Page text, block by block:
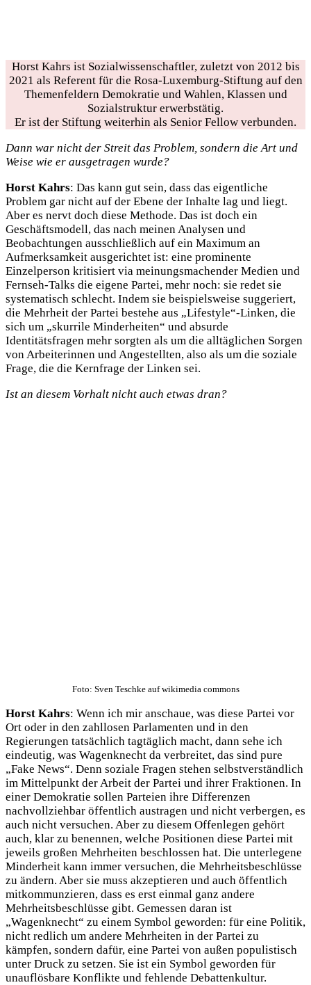
Horst Kahrs ist Sozialwissenschaftler, zuletzt von 2012 bis
2021 als Referent für die Rosa-Luxemburg-Stiftung auf den
Themenfeldern Demokratie und Wahlen, Klassen und
Sozialstruktur erwerbstätig.
Er ist der Stiftung weiterhin als Senior Fellow verbunden.
Dann war nicht der Streit das Problem, sondern die Art und
Weise wie er ausgetragen wurde?
Horst Kahrs: Das kann gut sein, dass das eigentliche
Problem gar nicht auf der Ebene der Inhalte lag und liegt.
Aber es nervt doch diese Methode. Das ist doch ein
Geschäftsmodell, das nach meinen Analysen und
Beobachtungen ausschließlich auf ein Maximum an
Aufmerksamkeit ausgerichtet ist: eine prominente
Einzelperson kritisiert via meinungsmachender Medien und
Fernseh-Talks die eigene Partei, mehr noch: sie redet sie
systematisch schlecht. Indem sie beispielsweise suggeriert,
die Mehrheit der Partei bestehe aus „Lifestyle“-Linken, die
sich um „skurrile Minderheiten“ und absurde
Identitätsfragen mehr sorgten als um die alltäglichen Sorgen
von Arbeiterinnen und Angestellten, also als um die soziale
Frage, die die Kernfrage der Linken sei.
Ist an diesem Vorhalt nicht auch etwas dran?
Foto: Sven Teschke auf wikimedia commons
Horst Kahrs: Wenn ich mir anschaue, was diese Partei vor
Ort oder in den zahllosen Parlamenten und in den
Regierungen tatsächlich tagtäglich macht, dann sehe ich
eindeutig, was Wagenknecht da verbreitet, das sind pure
„Fake News“. Denn soziale Fragen stehen selbstverständlich
im Mittelpunkt der Arbeit der Partei und ihrer Fraktionen. In
einer Demokratie sollen Parteien ihre Differenzen
nachvollziehbar öffentlich austragen und nicht verbergen, es
auch nicht versuchen. Aber zu diesem Offenlegen gehört
auch, klar zu benennen, welche Positionen diese Partei mit
jeweils großen Mehrheiten beschlossen hat. Die unterlegene
Minderheit kann immer versuchen, die Mehrheitsbeschlüsse
zu ändern. Aber sie muss akzeptieren und auch öffentlich
mitkommunzieren, dass es erst einmal ganz andere
Mehrheitsbeschlüsse gibt. Gemessen daran ist
„Wagenknecht“ zu einem Symbol geworden: für eine Politik,
nicht redlich um andere Mehrheiten in der Partei zu
kämpfen, sondern dafür, eine Partei von außen populistisch
unter Druck zu setzen. Sie ist ein Symbol geworden für
unauflösbare Konflikte und fehlende Debattenkultur.